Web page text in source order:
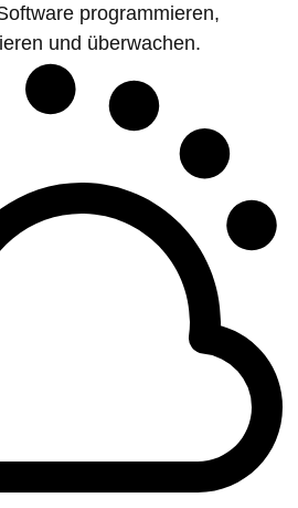
programmieren,
und überwachen.